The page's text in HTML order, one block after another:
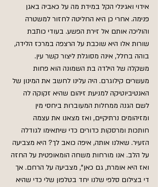
אידוי ואגינלי הקל במידת מה על כאביה באגן
פנימה. אחרי כן היא החליטה לחזור למשטרה
והוליכה אותם אל זירת הפשע. בעודי כותבת
שורות אלו היא שוכבת על הרצפה במרכז הלידה,
בוהה בחלל, אינה מסוגלת ליצור קשר עין.
משקלה של הילדה בת השמונה הוא פחות
מעשרים קילוגרם. היה עלינו לחשב את המינון של
האנטיביוטיקה למניעת זיהום שהיא זקוקה לה
לשם הגנה ממחלות המעוברות ביחסי מין
ומזיהומים נרתיקיים, ואז מצאנו את עצמה
חותכות ומרסקות כדורים כדי שיתאימו לגודלה
הזעיר. שאלנו אותה, איפה כואב לך? היא מצביעה
על הלב. אנו מורחות משחה הומאופטית על החזה
ואז היא אומרת, גם כאן", מצביעה על הרחם. אך
די בצילום סלפי שלנו יחד בטלפון שלי כדי שהיא